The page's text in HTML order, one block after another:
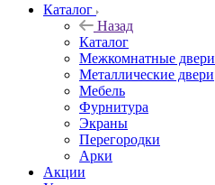
Каталог
Назад
Каталог
Межкомнатные двери
Металлические двери
Мебель
Фурнитура
Экраны
Перегородки
Арки
Акции